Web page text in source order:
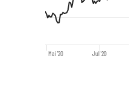
Mai '20 Jul '20